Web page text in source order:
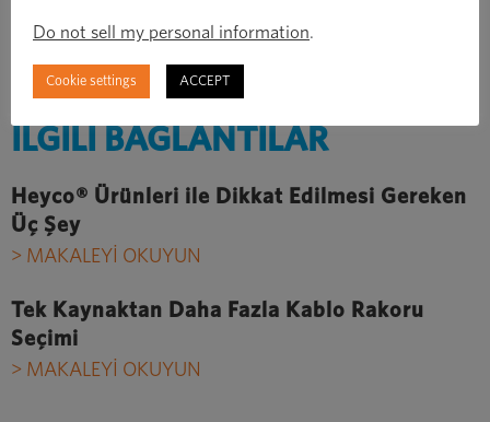
When should a company evaluate its C-class
component strategy?
İLGİLİ BAĞLANTILAR
Heyco® Ürünleri ile Dikkat Edilmesi Gereken
Üç Şey
> MAKALEYİ OKUYUN
Tek Kaynaktan Daha Fazla Kablo Rakoru
Seçimi
> MAKALEYİ OKUYUN
Do not sell my personal information.
Cookie settings ACCEPT